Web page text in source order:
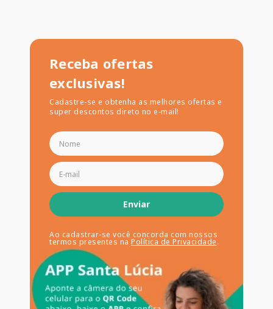
Receba ofertas
exclusivas!
Cadastre-se e obtenha as melhores ofertas e
super descontos direto no e-mail!
Enviar
Ao cadastrar-se você concorda com nossos
termos presentes na Política de Privacidade.